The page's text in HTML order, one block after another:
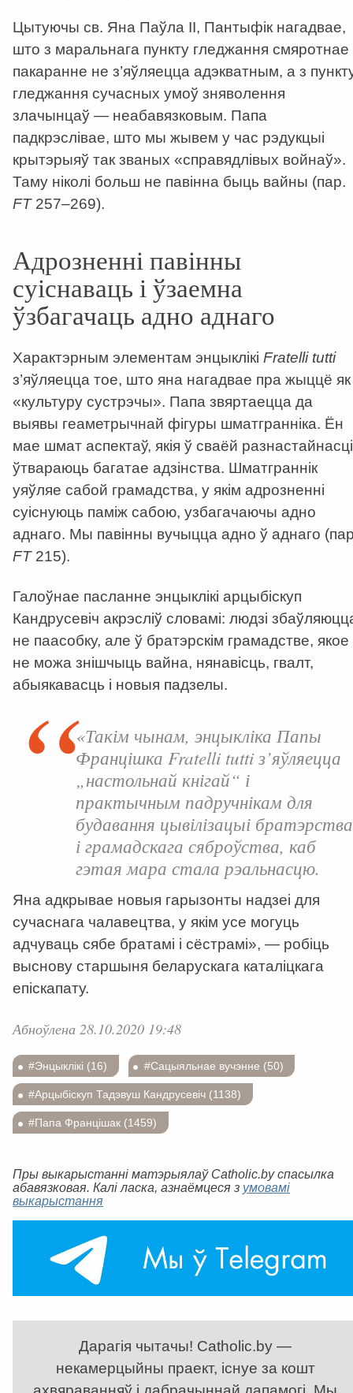
Цытуючы св. Яна Паўла ІІ, Пантыфік нагадвае,
што з маральнага пункту гледжання смяротнае
пакаранне не з’яўляецца адэкватным, а з
гледжання сучасных умоў зняволення
злачынцаў — неабавязковым. Папа
падкрэслівае, што мы жывем у час рэдукцыі
крытэрыяў так званых «справядлівых войнаў».
Таму ніколі больш не павінна быць вайны (пар.
FT257–269).
Адрозненні павінны
суіснаваць і ўзаемна
ўзбагачаць адно аднаго
Характэрным элементам энцыклікі Fratelli tutti
з’яўляецца тое, што яна нагадвае пра жыццё як
«культуру сустрэчы». Папа звяртаецца да
выявы геаметрычнай фігуры шматгранніка. Ён
мае шмат аспектаў, якія ў сваёй разнастайнасці
ўтвараюць багатае адзінства. Шматграннік
уяўляе сабой грамадства, у якім адрозненні
суіснуюць паміж сабою, узбагачаючы адно
аднаго. Мы павінны вучыцца адно ў аднаго
FT215).
Галоўнае пасланне энцыклікі арцыбіскуп
Кандрусевіч акрэсліў словамі: людзі
не паасобку, але ў братэрскім грамадстве, якое
не можа знішчыць вайна, нянавісць, гвалт,
абыякавасць і новыя падзелы.
«Такім чынам, энцыкліка Папы
Францішка Fratelli tuttiз’яўляецца
„настольнай кнігай“ і
практычным падручнікам для
будавання цывілізацыі братэрства
і грамадскага сяброўства, каб
гэтая мара стала рэальнасцю.
Яна адкрывае новыя гарызонты надзеі для
сучаснага чалавецтва, у якім усе могуць
адчуваць сябе братамі і сёстрамі», — робіць
выснову старшыня беларускага каталіцкага
епіскапату.
Абноўлена 28.10.2020 19:48
#Энцыклікі (16) #Сацыяльнае вучэнне (50)
#Арцыбіскуп Тадэвуш Кандрусевіч (1138)
#Папа Францішак (1459)
Пры выкарыстанні матэрыялаў Catholic.by спасылка
абавязковая. Калі ласка, азнаёмцеся з умовамі
выкарыстання
Дарагія чытачы! Catholic.by —
некамерцыйны праект, існуе за кошт